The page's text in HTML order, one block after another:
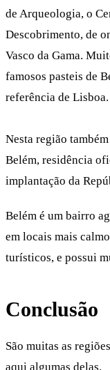
de Arqueologia, o
Descobrimento, de
Vasco da Gama.
famosos pasteis de
referência de Lisboa.
Nesta região
Belém, residência
implantação da
Belém é um bairro
em locais mais
turísticos, e possui
Conclusão
São muitas as
aqui algumas delas.